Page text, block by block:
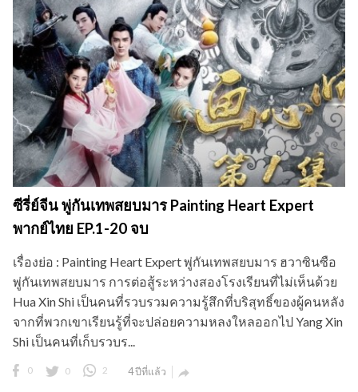
ซีรี่ย์จีน พู่กันเทพสยบมาร Painting Heart Expert
พากย์ไทย EP.1-20 จบ
เรื่องย่อ : Painting Heart Expert พู่กันเทพสยบมาร ฮวาซินซือ
พู่กันเทพสยบมาร การต่อสู้ระหว่างสองโรงเรียนที่ไม่เห็นด้วย
Hua Xin Shi เป็นคนที่รวบรวมความรู้สึกที่บริสุทธิ์ของผู้คนหลัง
จากที่พวกเขาเรียนรู้ที่จะปล่อยความหลงใหลออกไป Yang Xin
Shi เป็นคนที่เก็บรวบร...
0 0 2 4 ปีที่แล้ว 